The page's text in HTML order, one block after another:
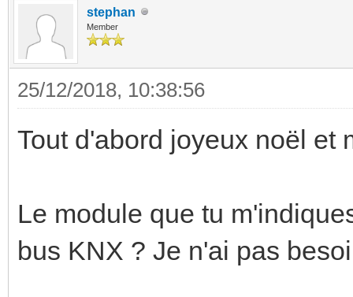
stephan
Member
25/12/2018, 10:38:56
Tout d'abord joyeux noël et
Le module que tu
bus KNX ? Je n'ai pas